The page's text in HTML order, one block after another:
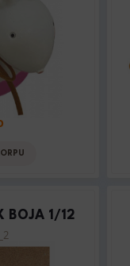
BOJA 1/12